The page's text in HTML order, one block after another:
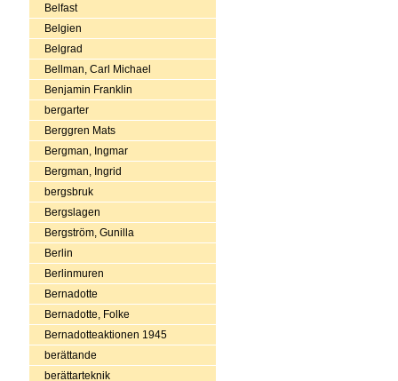
Belfast
Belgien
Belgrad
Bellman, Carl Michael
Benjamin Franklin
bergarter
Berggren Mats
Bergman, Ingmar
Bergman, Ingrid
bergsbruk
Bergslagen
Bergström, Gunilla
Berlin
Berlinmuren
Bernadotte
Bernadotte, Folke
Bernadotteaktionen 1945
berättande
berättarteknik